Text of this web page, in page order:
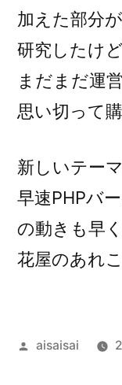
加えた部分
研究したけ
まだまだ運
思い切って購
新しいテー
早速PHPバ
の動きも早
花屋のあれ
投
aisaisai